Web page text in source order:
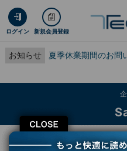
ログイン 新規会員登録
お知らせ 夏季休業期間のお問